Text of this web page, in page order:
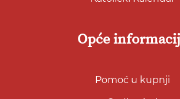
Opće
Pomoć u kupnji